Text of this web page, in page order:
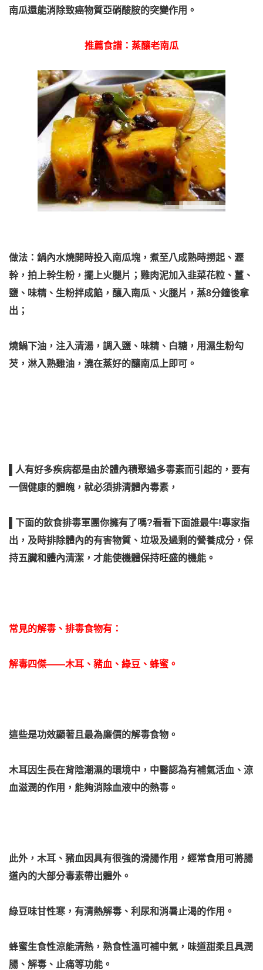
南瓜還能消除致癌物質亞硝酸胺的突變作用。
推薦食譜：蒸釀老南瓜
做法：鍋內水燒開時投入南瓜塊，煮至八成熟時撈起、瀝
幹，拍上幹生粉，擺上火腿片；雞肉泥加入韭菜花粒、薑、
鹽、味精、生粉拌成餡，釀入南瓜、火腿片，蒸8分鐘後拿
出；
燒鍋下油，注入清湯，調入鹽、味精、白糖，用濕生粉勾
芡，淋入熟雞油，澆在蒸好的釀南瓜上即可。
▌人有好多疾病都是由於體內積聚過多毒素而引起的，要有
一個健康的體魄，就必須排清體內毒素，
▌下面的飲食排毒軍團你擁有了嗎?看看下面誰最牛!專家指
出，及時排除體內的有害物質、垃圾及過剩的營養成分，保
持五臟和體內清潔，才能使機體保持旺盛的機能。
常見的解毒、排毒食物有：
解毒四傑——木耳、豬血、綠豆、蜂蜜。
這些是功效顯著且最為廉價的解毒食物。
木耳因生長在背陰潮濕的環境中，中醫認為有補氣活血、涼
血滋潤的作用，能夠消除血液中的熱毒。
此外，木耳、豬血因具有很強的滑腸作用，經常食用可將腸
道內的大部分毒素帶出體外。
綠豆味甘性寒，有清熱解毒、利尿和消暑止渴的作用。
蜂蜜生食性涼能清熱，熟食性溫可補中氣，味道甜柔且具潤
腸、解毒、止痛等功能。